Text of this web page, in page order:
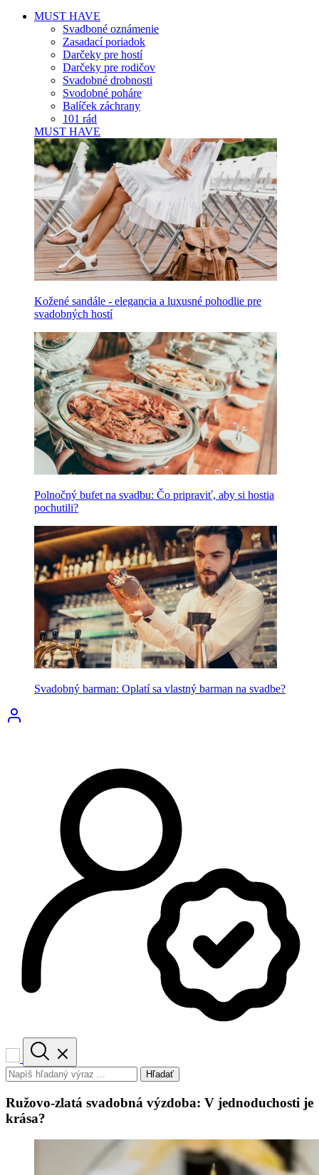
MUST HAVE
Svadboné oznámenie
Zasadací poriadok
Darčeky pre hostí
Darčeky pre rodičov
Svadobné drobnosti
Svodobné poháre
Balíček záchrany
101 rád
MUST HAVE
Kožené sandále - elegancia a luxusné pohodlie pre
svadobných hostí
Polnočný bufet na svadbu: Čo pripraviť, aby si hostia
pochutili?
Svadobný barman: Oplatí sa vlastný barman na svadbe?
Hľadať
Ružovo-zlatá svadobná výzdoba: V jednoduchosti je
krása?